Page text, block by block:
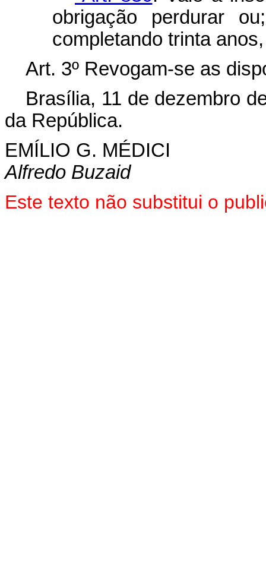
obrigação perdurar
completando trinta
Art. 3º Revogam-se as
Brasília, 11 de dezembro
da República.
EMÍLIO G. MÉDICI
Alfredo Buzaid
Este texto não substitui o